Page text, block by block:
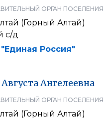
ОРГАН ПОСЕЛЕНИЯ
(Горный Алтай)
с/д
Россия"
АвгустаАнгелеевна
ОРГАН ПОСЕЛЕНИЯ
(Горный Алтай)